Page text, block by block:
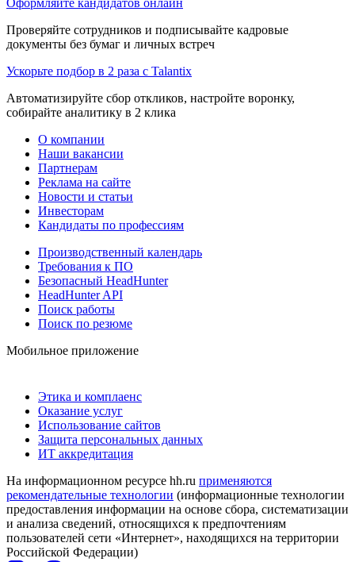
Проверяйте сотрудников и подписывайте кадровые
документы без бумаг и личных встреч
Ускорьте подбор в 2 раза с Talantix
Автоматизируйте сбор откликов, настройте воронку,
собирайте аналитику в 2 клика
О компании
Наши вакансии
Партнерам
Реклама на сайте
Новости и статьи
Инвесторам
Кандидаты по профессиям
Производственный календарь
Требования к ПО
Безопасный HeadHunter
HeadHunter API
Поиск работы
Поиск по резюме
Мобильное приложение
Этика и комплаенс
Оказание услуг
Использование сайтов
Защита персональных данных
ИТ аккредитация
На информационном ресурсе hh.ru применяются
рекомендательные технологии (информационные технологии
предоставления информации на основе сбора, систематизации
и анализа сведений, относящихся к предпочтениям
пользователей сети «Интернет», находящихся на территории
Российской Федерации)